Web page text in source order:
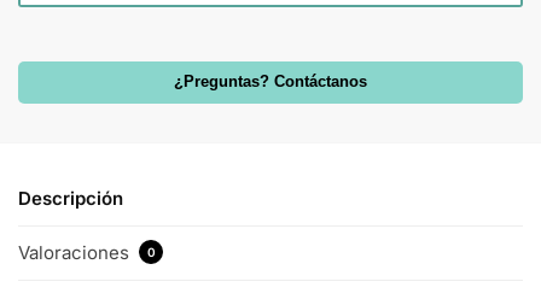
¿Preguntas? Contáctanos
Descripción
Valoraciones 0